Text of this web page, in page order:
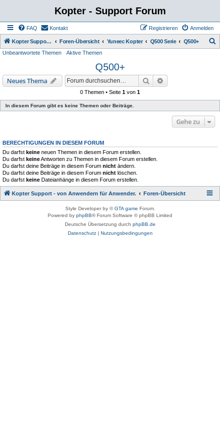
Kopter - Support Forum
FAQ Kontakt Anmelden
Registrieren
Kopter Support - von Anwendern für Anwender. Foren-Übersicht Yuneec Kopter Q500 Serie Q500+
Unbeantwortete Themen Aktive Themen
Q500+
Neues Thema Suche
0 Themen • Seite 1 von 1
In diesem Forum gibt es keine Themen oder Beiträge.
Gehe zu
BERECHTIGUNGEN IN DIESEM FORUM
Du darfst keine neuen Themen in diesem Forum erstellen.
Du darfst keineAntworten zu Themen in diesem Forum erstellen.
Du darfst deine Beiträge in diesem Forum nicht ändern.
Du darfst deine Beiträge in diesem Forum nicht löschen.
Du darfst keine Dateianhänge in diesem Forum erstellen.
Kopter Support - von Anwendern für Anwender. Foren-Übersicht
Style Developer by ©GTA game Forum.
Powered by phpBB® Forum Software © phpBB Limited
Deutsche Übersetzung durch phpBB.de
Datenschutz| Nutzungsbedingungen